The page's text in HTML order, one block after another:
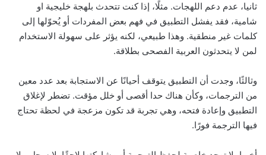
ثانيا، عدم دعم اللهجات. مثلًا، إذا كنت تتحدث بلهجة خليجية او
شامية، فقد يفشل التطبيق في فهم بعض المفردات أو يُحوّلها إلى
كلمات غير منطقية. وهذا طبيعي، لكنه يؤثر على سهولة الاستخدام
لمن لا يتحدثون العربية الفصحى بطلاقة.
وثالثًا، وجدت أن التطبيق يتوقف أحيانًا عن الاستجابة بعد عدد معين
من الترجمات، وكأن هناك حدا أقصى أو خلل مؤقت. تضطر لإغلاق
التطبيق وإعادة فتحه، وهي تجربة قد تكون مزعجة في لحظة تحتاج
فيها الترجمة فورًا.